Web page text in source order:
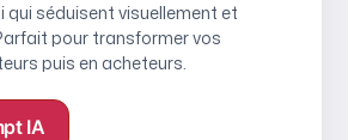
qui séduisent visuellement et
pour transformer vos
puis en acheteurs.
IA